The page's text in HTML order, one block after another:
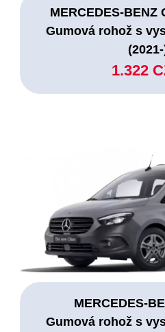
MERCEDES-BENZ
Gumová rohož s
1.322
MERCEDES-
Gumová rohož s